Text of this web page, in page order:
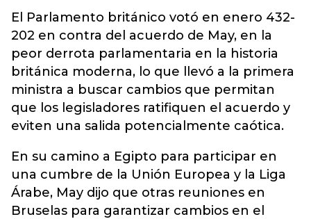
El Parlamento británico votó en enero 432-
202 en contra del acuerdo de May, en la
peor derrota parlamentaria en la historia
británica moderna, lo que llevó a la primera
ministra a buscar cambios que permitan
que los legisladores ratifiquen el acuerdo y
eviten una salida potencialmente caótica.
En su camino a Egipto para participar en
una cumbre de la Unión Europea y la Liga
Árabe, May dijo que otras reuniones en
Bruselas para garantizar cambios en el